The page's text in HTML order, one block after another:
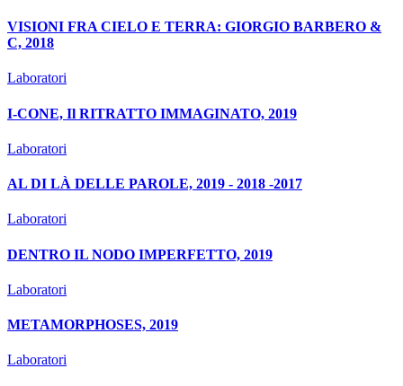
VISIONI FRA CIELO E TERRA: GIORGIO BARBERO &
C, 2018
Laboratori
I-CONE, Il RITRATTO IMMAGINATO, 2019
Laboratori
AL DI LÀ DELLE PAROLE, 2019 - 2018 -2017
Laboratori
DENTRO IL NODO IMPERFETTO, 2019
Laboratori
METAMORPHOSES, 2019
Laboratori